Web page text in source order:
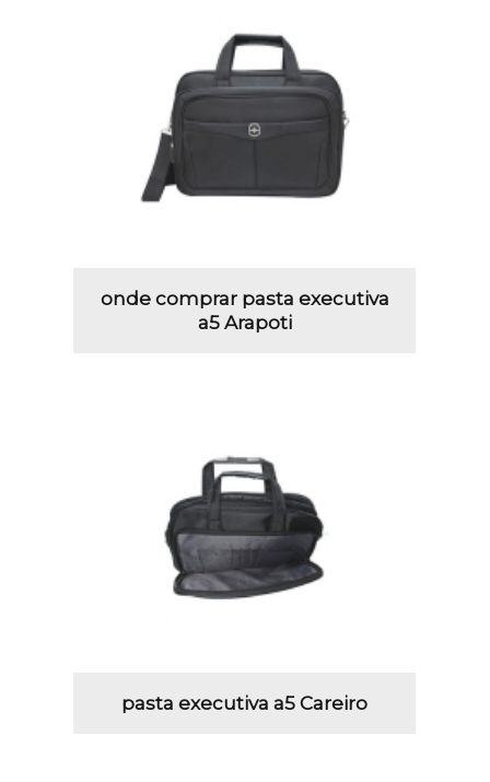
onde comprar pasta executiva
a5 Arapoti
pasta executiva a5 Careiro